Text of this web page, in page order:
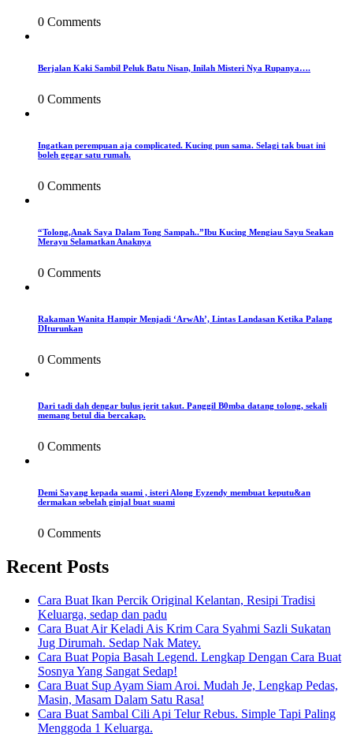
0 Comments
Berjalan Kaki Sambil Peluk Batu Nisan, Inilah Misteri Nya Rupanya….
0 Comments
Ingatkan perempuan aja complicated. Kucing pun sama. Selagi tak buat ini
boleh gegar satu rumah.
0 Comments
“Tolong,Anak Saya Dalam Tong Sampah..”Ibu Kucing Mengiau Sayu Seakan
Merayu Selamatkan Anaknya
0 Comments
Rakaman Wanita Hampir Menjadi ‘ArwAh’, Lintas Landasan Ketika Palang
DIturunkan
0 Comments
Dari tadi dah dengar bulus jerit takut. Panggil B0mba datang tolong, sekali
memang betul dia bercakap.
0 Comments
Demi Sayang kepada suami , isteri Along Eyzendy membuat keputu&an
dermakan sebelah ginjal buat suami
0 Comments
Recent Posts
Cara Buat Ikan Percik Original Kelantan, Resipi Tradisi
Keluarga, sedap dan padu
Cara Buat Air Keladi Ais Krim Cara Syahmi Sazli Sukatan
Jug Dirumah. Sedap Nak Matey.
Cara Buat Popia Basah Legend. Lengkap Dengan Cara Buat
Sosnya Yang Sangat Sedap!
Cara Buat Sup Ayam Siam Aroi. Mudah Je, Lengkap Pedas,
Masin, Masam Dalam Satu Rasa!
Cara Buat Sambal Cili Api Telur Rebus. Simple Tapi Paling
Menggoda 1 Keluarga.